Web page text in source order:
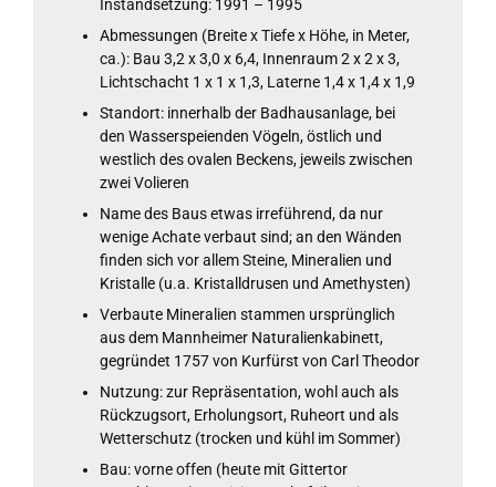
Instandsetzung: 1991 – 1995
Abmessungen (Breite x Tiefe x Höhe, in Meter,
ca.): Bau 3,2 x 3,0 x 6,4, Innenraum 2 x 2 x 3,
Lichtschacht 1 x 1 x 1,3, Laterne 1,4 x 1,4 x 1,9
Standort: innerhalb der Badhausanlage, bei
den Wasserspeienden Vögeln, östlich und
westlich des ovalen Beckens, jeweils zwischen
zwei Volieren
Name des Baus etwas irreführend, da nur
wenige Achate verbaut sind; an den Wänden
finden sich vor allem Steine, Mineralien und
Kristalle (u.a. Kristalldrusen und Amethysten)
Verbaute Mineralien stammen ursprünglich
aus dem Mannheimer Naturalienkabinett,
gegründet 1757 von Kurfürst von Carl Theodor
Nutzung: zur Repräsentation, wohl auch als
Rückzugsort, Erholungsort, Ruheort und als
Wetterschutz (trocken und kühl im Sommer)
Bau: vorne offen (heute mit Gittertor